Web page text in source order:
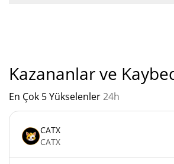
Kazananlar ve
En Çok 5 Yükselenler24h
CATX
CATX